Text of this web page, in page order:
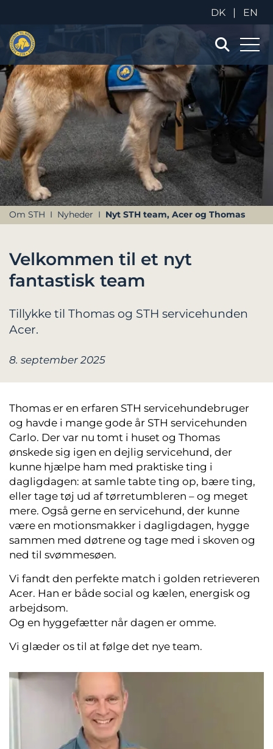
DK
| EN
Om STH Nyheder Nyt STH team, Acer og Thomas
Velkommen til et nyt
fantastisk team
Tillykke til Thomas og STH servicehunden
Acer.
8. september 2025
Thomas er en erfaren STH servicehundebruger
og havde i mange gode år STH servicehunden
Carlo. Der var nu tomt i huset og Thomas
ønskede sig igen en dejlig servicehund, der
kunne hjælpe ham med praktiske ting i
dagligdagen: at samle tabte ting op, bære ting,
eller tage tøj ud af tørretumbleren – og meget
mere. Også gerne en servicehund, der kunne
være en motionsmakker i dagligdagen, hygge
sammen med døtrene og tage med i skoven og
ned til svømmesøen.
Vi fandt den perfekte match i golden retrieveren
Acer. Han er både social og kælen, energisk og
arbejdsom.
Og en hyggefætter når dagen er omme.
Vi glæder os til at følge det nye team.